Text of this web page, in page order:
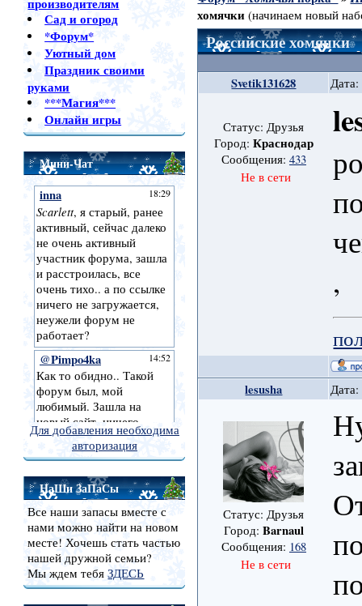
Сад и огород
*Форум*
Уютный дом
Праздник своими
руками
***Магия***
Онлайн игры
Мини-Чат
Для добавления необходима
авторизация
НаШи ЗаПаСы
Все наши запасы вместе с
нами можно найти на новом
месте! Хочешь стать частью
нашей дружной семьи?
Мы ждем тебяЗДЕСЬ
хомячки (начинаем новый
Российские хомячки
Svetik131628 Дата:
Статус: Друзья
Город: Краснодар
Сообщения: 433
Не в сети
,
lesusha
Статус: Друзья
Город: Barnaul
Сообщения: 168
Не в сети